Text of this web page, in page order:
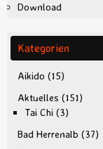
Download
Kategorien
Aikido (15)
Aktuelles (151)
Tai Chi (3)
Bad Herrenalb (37)